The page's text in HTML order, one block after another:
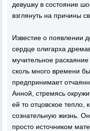
девушку в состояние
взглянуть на причины
Известие о появлении
сердце олигарха
мучительное
сколь много времени
предпринимает
Анной, стремясь
ей то отцовское тепло,
сознательную жизнь.
просто источником